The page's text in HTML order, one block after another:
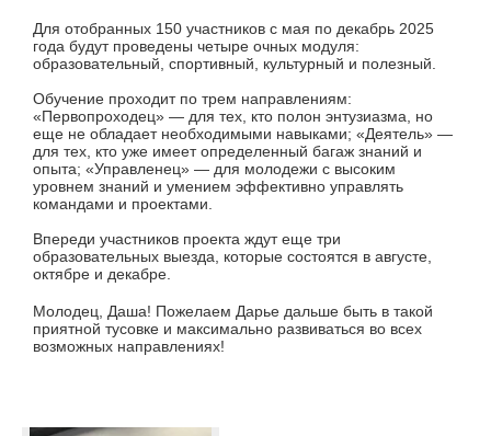
Для отобранных 150 участников с мая по декабрь 2025
года будут проведены четыре очных модуля:
образовательный, спортивный, культурный и полезный.
Обучение проходит по трем направлениям:
«Первопроходец» — для тех, кто полон энтузиазма, но
еще не обладает необходимыми навыками; «Деятель» —
для тех, кто уже имеет определенный багаж знаний и
опыта; «Управленец» — для молодежи с высоким
уровнем знаний и умением эффективно управлять
командами и проектами.
Впереди участников проекта ждут еще три
образовательных выезда, которые состоятся в августе,
октябре и декабре.
Молодец, Даша! Пожелаем Дарье дальше быть в такой
приятной тусовке и максимально развиваться во всех
возможных направлениях!